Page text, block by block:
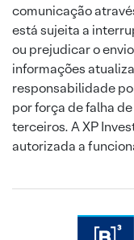
comunicação
está sujeita a
ou prejudicar o
informações
responsabilidade
por força de falha
terceiros. A XP
autorizada a